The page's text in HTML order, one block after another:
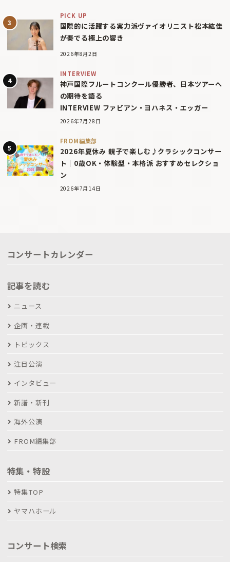
PICK UP
国際的に活躍する実力派ヴァイオリニスト松本紘佳
が奏でる極上の響き
2026年8月2日
INTERVIEW
神戸国際フルートコンクール優勝者、日本ツアーへ
の期待を語る
INTERVIEW ファビアン・ヨハネス・エッガー
2026年7月28日
FROM編集部
2026年夏休み 親子で楽しむ♪クラシックコンサー
ト｜0歳OK・体験型・本格派 おすすめセレクショ
ン
2026年7月14日
コンサートカレンダー
記事を読む
ニュース
企画・連載
トピックス
注目公演
インタビュー
新譜・新刊
海外公演
FROM編集部
特集・特設
特集TOP
ヤマハホール
コンサート検索